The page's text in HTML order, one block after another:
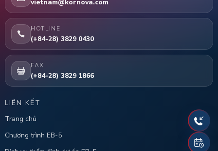
vietnam@kornova.com
HOTLINE
(+84-28) 3829 0430
FAX
(+84-28) 3829 1866
LIÊN KẾT
Trang chủ
Chương trình EB-5